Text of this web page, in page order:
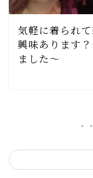
気軽に着られ
興味あります
ました〜